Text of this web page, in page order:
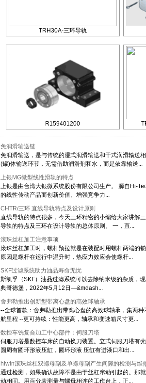
TRH30A-三环导轨
R159401200
免润滑输送链
免润滑输送，是与传统的湿式润滑输送和干式润滑输送
(罐)体输送环节，无需借助润滑剂和水，而是依靠输送...
上银MG微型线性滑轨的特点
上银是由台湾大银微系统股份有限公司生产。 源自Hi-
的线性传动产品而创新价值、增强竞争力...
CHTR/三环 直线导轨特点及设计原则
直线导轨的特点很多，今天三环精密的小编给大家讲解
导轨的特点及三环在设计导轨的总体原则。 一，直...
滚珠丝杠加工注意事项
滚珠丝杠加工时，螺杆预拉就是在装配时用螺杆两端的
原因是螺杆在运行中温升时，热应力效应会使螺杆...
SKF过滤系统助力油品寿命无忧
斯凯孚（SKF）油品过滤系统可以去除纳米级的杂质
典哥德堡，2022年5月12日—&mdash...
舍弗勒推出创新型带离心盘的高效球轴承
--全球首款：舍弗勒推出带离心盘的高效球轴承，集两
航里程 --更可持续：性能更高，轴承和变速箱尺寸更...
数控车铣复合加工中心部件：伺服刀塔
伺服刀塔是数控车床的自动换刀装置。立式伺服刀塔有
圆周有圆环形液压缸，圆环形液 压缸有进液口和出...
hiwin滚珠丝杠双螺母副及单螺母副产生间隙的检测与维
通过检测，如果确认故障不是由于丝杠窜动引起的。那
动相同。用百分表测量与螺母相连的工作台上，正...